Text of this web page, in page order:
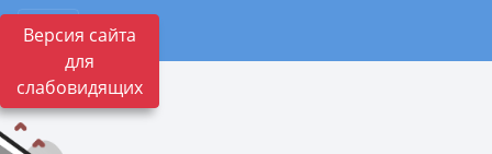
Версия сайта
для
слабовидящих